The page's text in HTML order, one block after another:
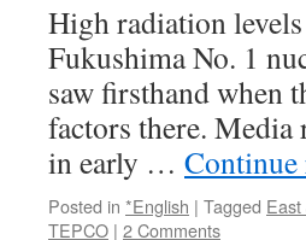
High radiation
Fukushima No. 1
saw firsthand when
factors there. Media
in early … Continue
Posted in *English | Tagged
TEPCO | 2 Comments